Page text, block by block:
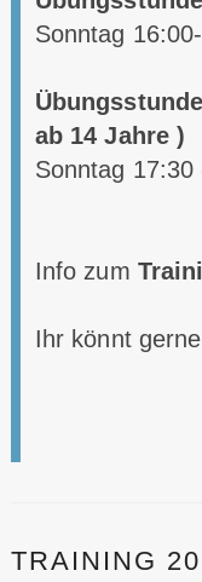
Sonntag
ab 14 Jahre )
Sonntag 17:30
Info zum
Ihr könnt
TRAINING